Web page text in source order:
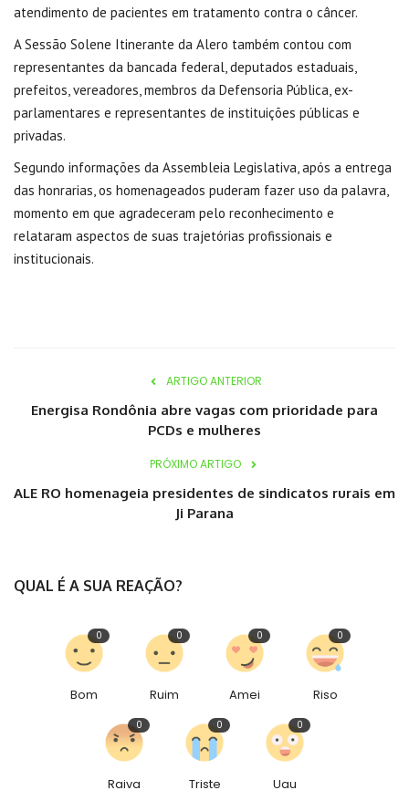
atendimento de pacientes em tratamento contra o câncer.
A Sessão Solene Itinerante da Alero também contou com
representantes da bancada federal, deputados estaduais,
prefeitos, vereadores, membros da Defensoria Pública, ex-
parlamentares e representantes de instituições públicas e
privadas.
Segundo informações da Assembleia Legislativa, após a entrega
das honrarias, os homenageados puderam fazer uso da palavra,
momento em que agradeceram pelo reconhecimento e
relataram aspectos de suas trajetórias profissionais e
institucionais.
ARTIGO ANTERIOR
Energisa Rondônia abre vagas com prioridade para
PCDs e mulheres
PRÓXIMO ARTIGO
ALE RO homenageia presidentes de sindicatos rurais em
Ji Parana
QUAL É A SUA REAÇÃO?
Bom
0
Ruim
0
Amei
0
Riso
0
Raiva
0
Triste
0
Uau
0